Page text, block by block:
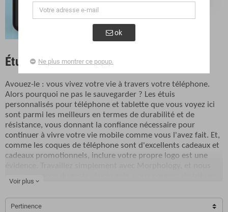
Étuis techniques et organisateurs
Avouez-le : vous vivez votre vie à travers votre téléphone.
Alors pourquoi ne pas le sauvegarder ? Les étuis
personnalisés pour téléphone et tablette que vous voyez ici
sont parmi les meilleurs en termes de durabilité et de
résistance, vous donnant la confiance nécessaire pour
continuer à vivre votre vie mobile comme vous l'avez fait. Et,
comme les coques de téléphone sont d'excellents cadeaux et
cadeaux promotionnels, inclure votre propre logo est une
des coques de téléphone comme cadeaux d'entreprise lors
d'événements, de promotions ou simplement à des collègues
et des clients. Vous ne pouvez pas vous tromper avec aucune
Voir plus expand_more
Pertinence
ok
Ne plus montrer ce popup.